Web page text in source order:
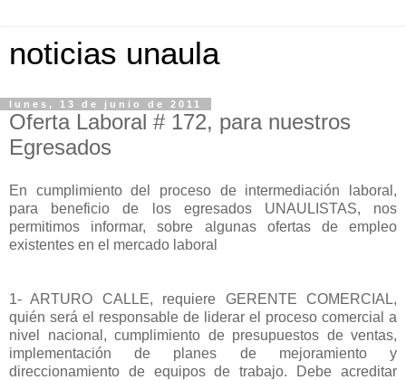
noticias unaula
lunes, 13 de junio de 2011
Oferta Laboral # 172, para nuestros
Egresados
En cumplimiento del proceso de intermediación laboral,
para beneficio de los egresados UNAULISTAS, nos
permitimos informar, sobre algunas ofertas de empleo
existentes en el mercado laboral
1- ARTURO CALLE, requiere GERENTE COMERCIAL,
quién será el responsable de liderar el proceso comercial a
nivel nacional, cumplimiento de presupuestos de ventas,
implementación de planes de mejoramiento y
direccionamiento de equipos de trabajo. Debe acreditar